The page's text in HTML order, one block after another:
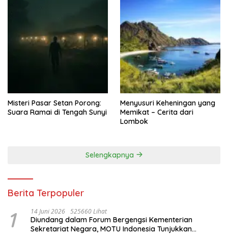
Misteri Pasar Setan Porong:
Suara Ramai di Tengah Sunyi
Menyusuri Keheningan yang
Memikat – Cerita dari
Lombok
Selengkapnya
Berita Terpopuler
1 14 Juni 2026 525660 Lihat
Diundang dalam Forum Bergengsi Kementerian
Sekretariat Negara, MOTU Indonesia Tunjukkan